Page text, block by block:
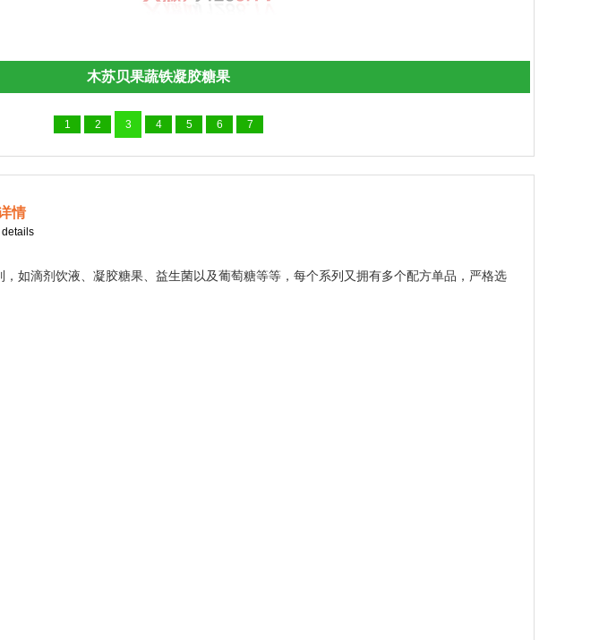
木苏贝果蔬铁凝胶糖果
1 2 3 4 5 6 7
情
details
如滴剂饮液、凝胶糖果、益生菌以及葡萄糖等等，每个系列又拥有多个配方单品，严格选